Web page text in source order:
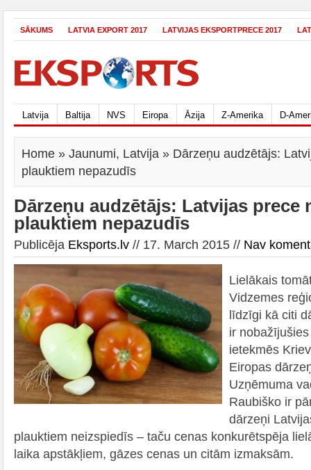
SĀKUMS LATVIA EXPORT 2017 LATVIJAS EKSPORTPRECE 2017
Latvija Baltija NVS Eiropa Āzija Z-Amerika D-
Home » Jaunumi, Latvija » Dārzeņu audzētājs:
plauktiem nepazudīs
Dārzeņu audzētājs: Latvijas prece
plauktiem nepazudīs
Publicēja Eksports.lv // 17. March 2015 // Nav
Lielākais
Vidzemes
līdzīgi kā citi
ir
ietekmēs
Eiropas
Uzņēmuma
Raubiško ir
dārzeņi
plauktiem neizspiedīs – taču cenas konkurētspēja
laika apstākļiem, gāzes cenas un citām izmaksām.